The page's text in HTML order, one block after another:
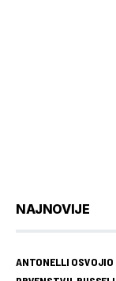
NAJNOVIJE
ANTONELLI OSVOJIO